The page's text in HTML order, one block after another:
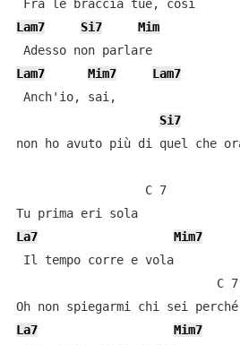
Lam7
Si7
Mim
Adesso non parlare
Lam7
Mim7
Lam7
Anch'io, sai,
Si7
non ho avuto più di quel che
                  C 7
Tu prima eri sola
La7
Mim7
Il tempo corre e vola
                            C 7
Oh non spiegarmi chi sei perché
La7
Mim7